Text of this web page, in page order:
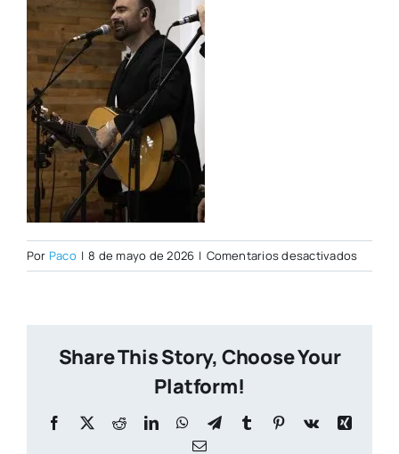
Por Paco | 8 de mayo de 2026 | Comentarios desactivadosen
Share This Story, Choose Your
Platform!
Facebook
X RedditLinkedInWhatsApp
TelegramTumblr Pinterest
Vk
Xing
Correo